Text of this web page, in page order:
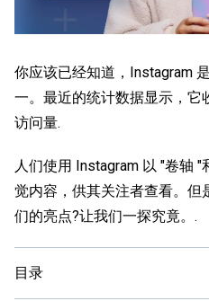
你应该已经知道，Instagram
一。最近的统计数据显示，它
访问量.
人们使用 Instagram 以 "卷轴
觉内容，供其关注者查看。但
们的亮点?让我们一探究竟。.
目录